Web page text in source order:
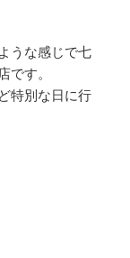
うな感じで七
です。
特別な日に行